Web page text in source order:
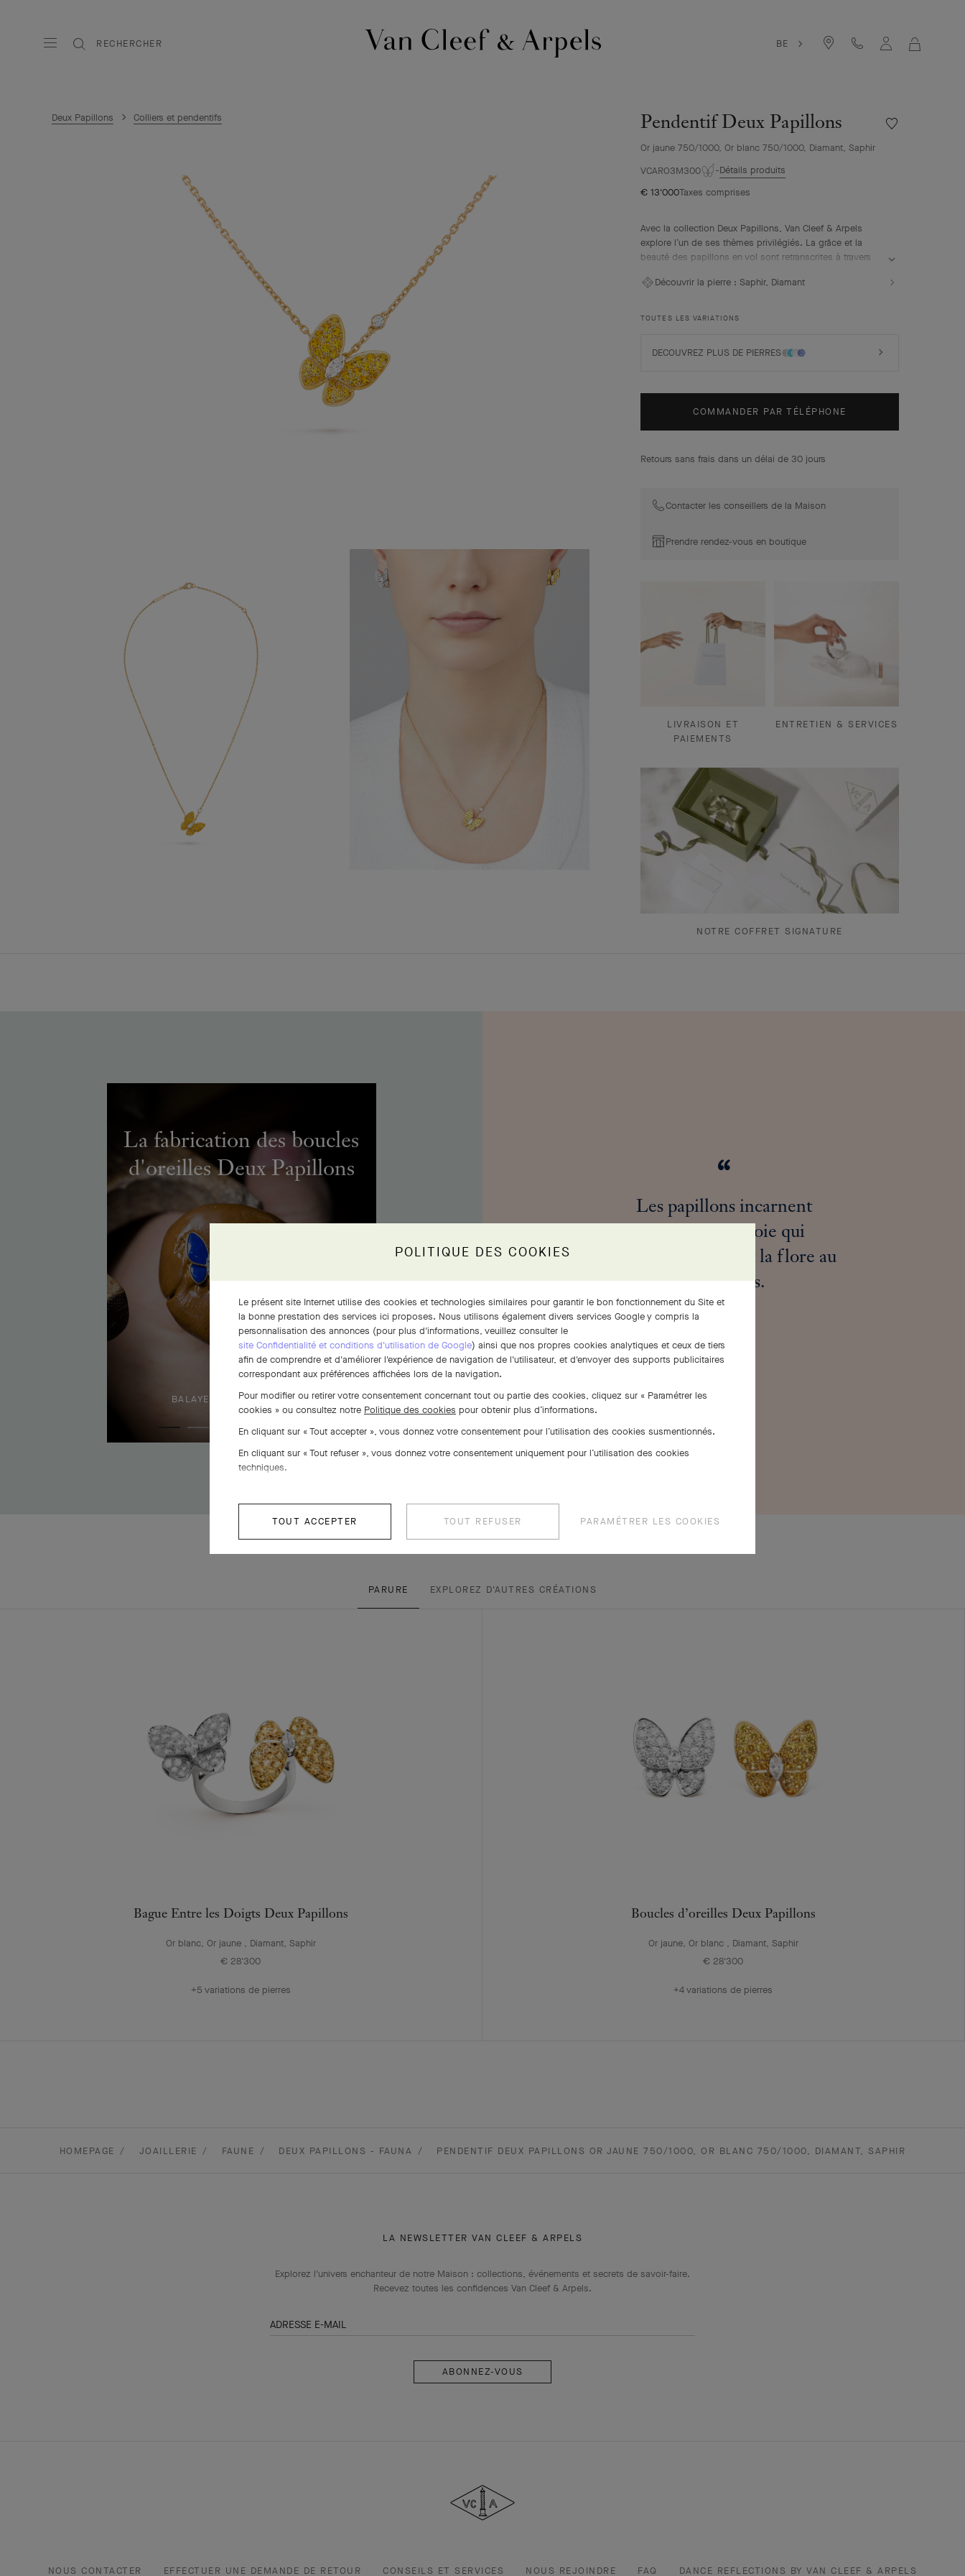
RECHERCHER
BE
Deux Papillons Colliers et pendentifs Pendentif Deux Papillons
Or jaune 750/1000, Or blanc 750/1000, Diamant, Saphir
Liste
VCARO3M300
Détails produits
€ 13'000Taxes comprises
Avec la collection Deux Papillons, Van Cleef & Arpels
explore l’un de ses thèmes privilégiés. La grâce et la
beauté des papillons en vol sont retranscrites à travers
Découvrir la pierre : Saphir, Diamant
TOUTES LES VARIATIONS
DECOUVREZ PLUS DE PIERRES
COMMANDER PAR TÉLÉPHONE
Retours sans frais dans un délai de 30 jours
Contacter les conseillers de la Maison
Prendre rendez-vous en boutique
LIVRAISON ET
PAIEMENTS
ENTRETIEN & SERVICES
NOTRE COFFRET SIGNATURE
La fabrication des boucles
d'oreilles Deux Papillons
BALAYEZ POUR DÉCOUVRIR
Les papillons incarnent
l'énergie et la joie qui
animent la faune et la flore au
printemps.
PARURE EXPLOREZ D'AUTRES CRÉATIONS
Bague Entre les Doigts Deux Papillons
Or blanc, Or jaune , Diamant, Saphir
€ 28'300
+5 variations de pierres
Boucles d’oreilles Deux Papillons
Or jaune, Or blanc , Diamant, Saphir
€ 28'300
+4 variations de pierres
HOMEPAGE JOAILLERIE FAUNE DEUX PAPILLONS - FAUNA PENDENTIF DEUX PAPILLONS OR JAUNE 750/1000, OR BLANC 750/1000, DIAMANT, SAPHIR
LA NEWSLETTER VAN CLEEF & ARPELS
Explorez l'univers enchanteur de notre Maison : collections, événements et secrets de savoir-faire.
Recevez toutes les confidences Van Cleef & Arpels​.
ADRESSE E-MAIL
vous
Arpels
NOUS CONTACTER EFFECTUER UNE DEMANDE DE RETOUR CONSEILS ET SERVICES NOUS REJOINDRE FAQ DANCE REFLECTIONS BY VAN CLEEF & ARPELS
POLITIQUE DES COOKIES
Le présent site Internet utilise des cookies et technologies similaires pour garantir le bon fonctionnement du Site et
la bonne prestation des services ici proposes. Nous utilisons également divers services Google y compris la
personnalisation des annonces (pour plus d'informations, veuillez consulter le
site Confidentialité et conditions d'utilisation de Google) ainsi que nos propres cookies analytiques et ceux de tiers
afin de comprendre et d'améliorer l'expérience de navigation de l'utilisateur, et d'envoyer des supports publicitaires
correspondant aux préférences affichées lors de la navigation.
Pour modifier ou retirer votre consentement concernant tout ou partie des cookies, cliquez sur « Paramétrer les
cookies » ou consultez notre Politique des cookies pour obtenir plus d’informations.
En cliquant sur « Tout accepter », vous donnez votre consentement pour l’utilisation des cookies susmentionnés.
En cliquant sur « Tout refuser », vous donnez votre consentement uniquement pour l’utilisation des cookies
techniques.
TOUT ACCEPTER TOUT REFUSER PARAMÉTRER LES COOKIES